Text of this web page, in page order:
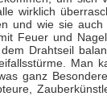
wirklich
und wie sie auch
Feuer und
Drahtseil
Man
ganz